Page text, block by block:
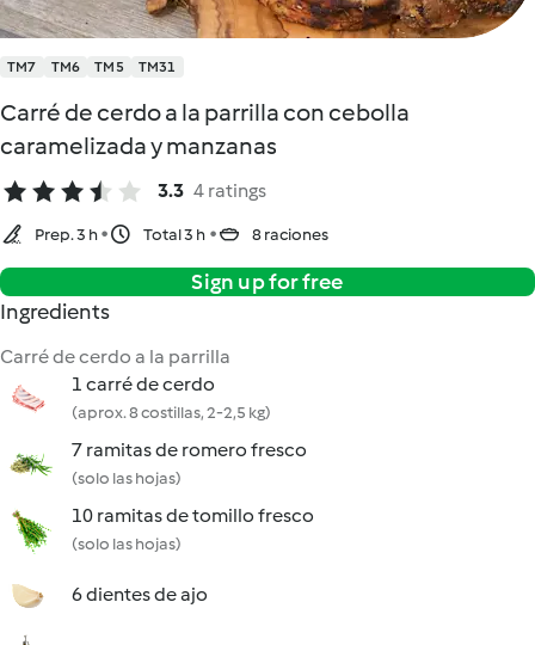
TM7 TM6 TM5 TM31
Carré de cerdo a la parrilla con cebolla
caramelizada y manzanas
3.3 4 ratings
Prep. 3 h Total 3 h 8 raciones
Sign up for free
Ingredients
Carré de cerdo a la parrilla
1 carré de cerdo
(aprox. 8 costillas, 2-2,5 kg)
7 ramitas de romero fresco
(solo las hojas)
10 ramitas de tomillo fresco
(solo las hojas)
6 dientes de ajo